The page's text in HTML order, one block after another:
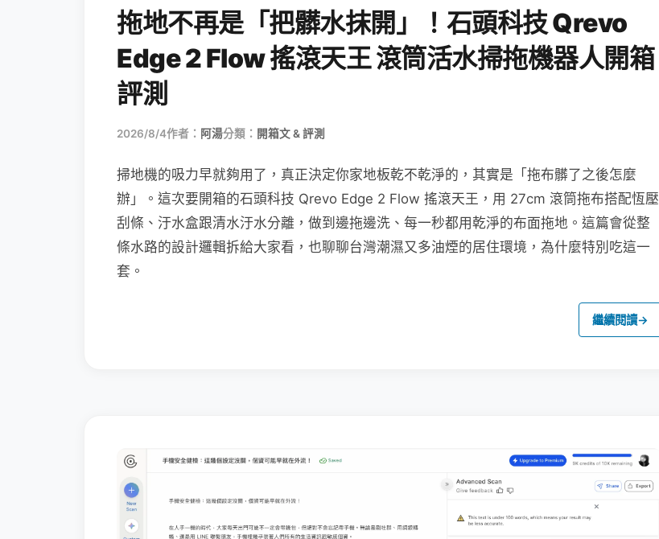
拖地不再是「把髒水抹開」！石頭科技 Qrevo
Edge 2 Flow 搖滾天王 滾筒活水掃拖機器人開箱
評測
2026/8/4作者： 阿湯分類： 開箱文 & 評測
掃地機的吸力早就夠用了，真正決定你家地板乾不乾淨的，其實是「拖布髒了之後怎麼
辦」。這次要開箱的石頭科技 Qrevo Edge 2 Flow 搖滾天王，用 27cm 滾筒拖布搭配恆壓
刮條、汙水盒跟清水汙水分離，做到邊拖邊洗、每一秒都用乾淨的布面拖地。這篇會從整
條水路的設計邏輯拆給大家看，也聊聊台灣潮濕又多油煙的居住環境，為什麼特別吃這一
套。
繼續閱讀→